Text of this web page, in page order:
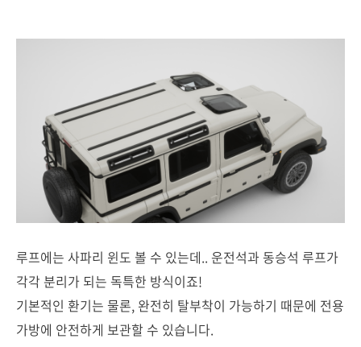
루프에는 사파리 윈도 볼 수 있는데.. 운전석과 동승석 루프가
각각 분리가 되는 독특한 방식이죠!
기본적인 환기는 물론, 완전히 탈부착이 가능하기 때문에 전용
가방에 안전하게 보관할 수 있습니다.